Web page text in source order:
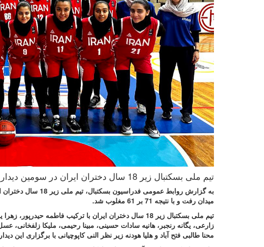
تیم ملی بسکتبال زیر 18 سال دختران ایران در سومین دیدار تدارکاتی خود مقابل تیم D2 لبنان نتیجه را واگذار کرد.
به گزارش روابط عمومی فدراسیون بسکتبال، تیم ملی زیر 18 سال دختران ایران در سومین دیدار تدارکاتی خود در بیروت مقابل تیم تیم
میدان رفت و با نتیجه 71 بر 61 مغلوب شد.
تیم ملی بسکتبال زیر 18 سال دختران ایران با ترکیب فاطمه
زارعی، یگانه رنجبر، هانیه سادات حسینی، مبینا رحیمی، ملیکا زلفخانی،
محنا طالبی فتح آباد و هلیا هودنه زیر نظر النی کاپوچیانی با برگزاری این دیدارهای